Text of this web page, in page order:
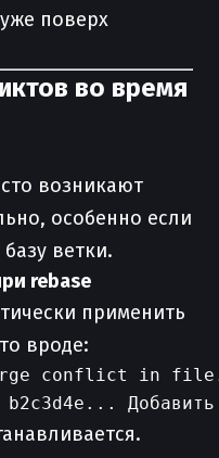
поверх
во время
возникают
особенно если
ветки.
rebase
применить
вроде:
conflict in